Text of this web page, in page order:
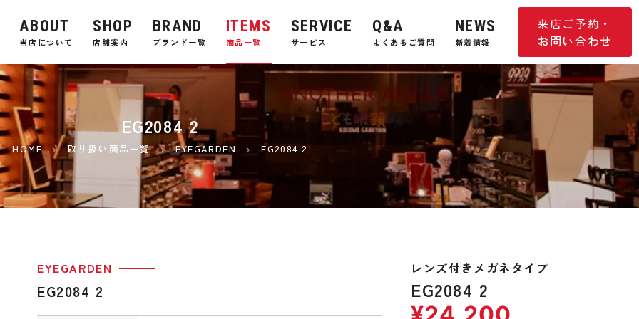
来店ご予約・
お問い合わせ
ABOUT
当店について
SHOP
店舗案内
BRAND
ブランド一覧
ITEMS
商品一覧
SERVICE
サービス
Q&A
よくあるご質問
NEWS
新着情報
EG2084 2
HOME 取り扱い商品一覧 EYEGARDEN EG2084 2
レンズ付きメガネタイプ
EG2084 2
EYEGARDEN
EG2084 2